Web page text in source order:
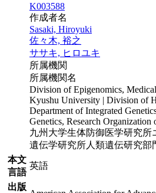
K003588
作成者名
Sasaki, Hiroyuki
佐々木, 裕之
ササキ, ヒロユキ
所属機関
所属機関名
Division of Epigenomics,
Kyushu University | Division of
Department of Integrated
Genetics, Research
九州大学生体防御医学研究所
遺伝学研究所人類遺伝研究部
本文
言語
英語
出版